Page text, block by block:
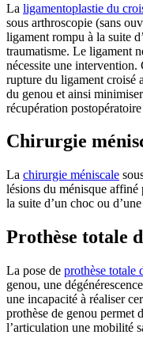
La ligamentoplastie du
sous arthroscopie (sans
ligament rompu à la suite
traumatisme. Le ligament
nécessite une intervention.
rupture du ligament croisé
du genou et ainsi
récupération
Chirurgie
La chirurgie méniscale
lésions du ménisque
la suite d’un choc ou
Prothèse totale
La pose de prothèse totale
genou, une
une incapacité à réaliser
prothèse de genou permet
l’articulation une mobilité